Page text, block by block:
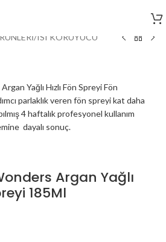
/ISI KORUYUCU
Argan Yağlı
185Ml